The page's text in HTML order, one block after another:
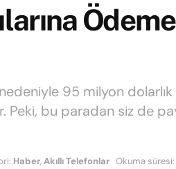
Ödeme
95 milyon
Peki, bu paradan siz de
Haber,Akıllı Telefonlar Okuma